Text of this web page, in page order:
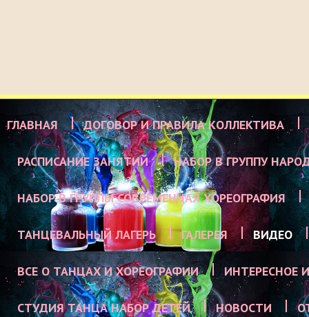
ГЛАВНАЯ ДОГОВОР И ПРАВИЛА КОЛЛЕКТИВА
РАСПИСАНИЕ ЗАНЯТИЙ НАБОР В ГРУППУ
НАБОР В ГРУППЫ СОВРЕМЕННАЯ ХОРЕОГРАФИЯ
ТАНЦЕВАЛЬНЫЙ ЛАГЕРЬ ГАЛЕРЕЯ ВИДЕО
ВСЕ О ТАНЦАХ И ХОРЕОГРАФИИ ИНТЕРЕСНОЕ
СТУДИЯ ТАНЦА НАБОР ДЕТЕЙ НОВОСТИ